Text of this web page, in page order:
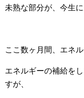
未熟な部分が、今生
ここ数ヶ月間、エネ
エネルギーの補給を
すが、